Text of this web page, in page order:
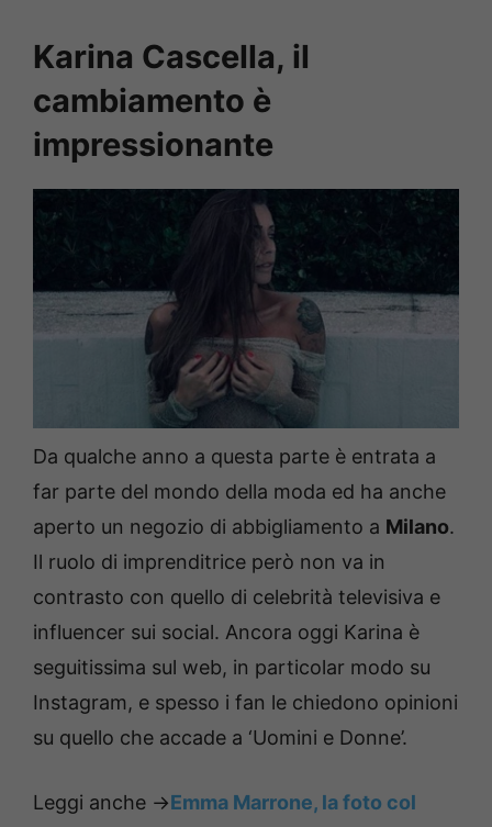
Karina Cascella, il
cambiamento è
impressionante
Da qualche anno a questa parte è entrata a
far parte del mondo della moda ed ha anche
aperto un negozio di abbigliamento a Milano.
Il ruolo di imprenditrice però non va in
contrasto con quello di celebrità televisiva e
influencer sui social. Ancora oggi Karina è
seguitissima sul web, in particolar modo su
Instagram, e spesso i fan le chiedono opinioni
su quello che accade a ‘Uomini e Donne’.
Leggi anche ->Emma Marrone, la foto col